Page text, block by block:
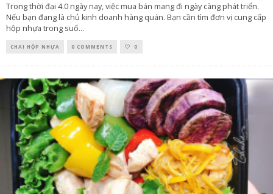
Trong thời đại 4.0 ngày nay, việc mua bán mang đi ngày càng phát triển.
Nếu bạn đang là chủ kinh doanh hàng quán. Bạn cần tìm đơn vị cung cấp
hộp nhựa trong suố...
CHAI HỘP NHỰA 0 COMMENTS 0